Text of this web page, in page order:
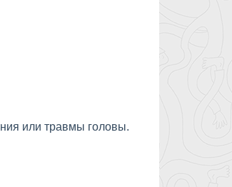
или травмы головы.